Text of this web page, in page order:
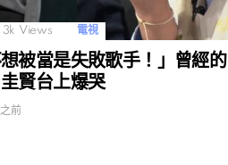
3k Views 電視
被當是失敗歌手！」曾經的
賢台上爆哭
前